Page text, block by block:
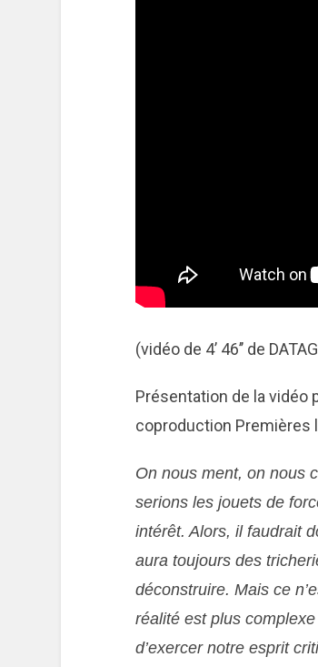
(vidéo de 4’ 46’’ de
Présentation de la vidéo
coproduction Premières
On nous ment, on nous
serions les jouets de
intérêt. Alors, il faudrait
aura toujours des
déconstruire. Mais ce
réalité est plus
d’exercer notre esprit